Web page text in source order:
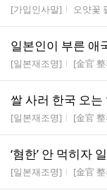
게시판명
[가입인사말] 작성자
오얏꽃
일본인이 부른 애
게시판명
[일본재조명] 작성자
[金官
쌀 사러 한국 오
게시판명
[일본재조명] 작성자
[金官
‘혐한’ 안 먹히자
게시판명
[일본재조명] 작성자
[金官